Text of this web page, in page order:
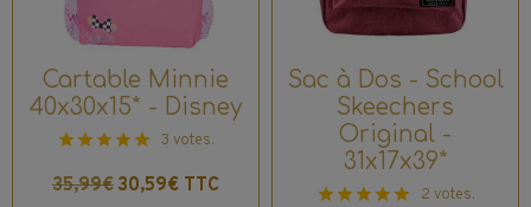
Cartable Minnie
40x30x15* - Disney
3 votes.
35,99€ 30,59€ TTC
Sac à Dos - School
Skeechers
Original -
31x17x39*
2 votes.